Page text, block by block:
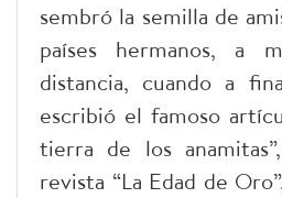
sembró la semilla de
países hermanos, a
distancia, cuando a
escribió el famoso
tierra de los
revista “La Edad de